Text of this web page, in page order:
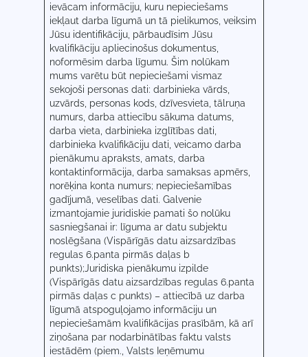
ievācam informāciju, kuru nepieciešams
iekļaut darba līgumā un tā pielikumos, veiksim
Jūsu identifikāciju, pārbaudīsim Jūsu
kvalifikāciju apliecinošus dokumentus,
noformēsim darba līgumu. Šim nolūkam
mums varētu būt nepieciešami vismaz
sekojoši personas dati: darbinieka vārds,
uzvārds, personas kods, dzīvesvieta, tālruņa
numurs, darba attiecību sākuma datums,
darba vieta, darbinieka izglītības dati,
darbinieka kvalifikāciju dati, veicamo darba
pienākumu apraksts, amats, darba
kontaktinformācija, darba samaksas apmērs,
norēķina konta numurs; nepieciešamības
gadījumā, veselības dati. Galvenie
izmantojamie juridiskie pamati šo nolūku
sasniegšanai ir: līguma ar datu subjektu
noslēgšana (Vispārīgās datu aizsardzības
regulas 6.panta pirmās daļas b
punkts);Juridiska pienākumu izpilde
(Vispārīgās datu aizsardzības regulas 6.panta
pirmās daļas c punkts) – attiecībā uz darba
līgumā atspoguļojamo informāciju un
nepieciešamām kvalifikācijas prasībām, kā arī
ziņošana par nodarbinātības faktu valsts
iestādēm (piem., Valsts Ieņēmumu